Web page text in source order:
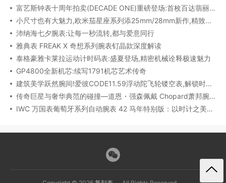
富艺斯钟表十周年拍卖(DECADE ONE)重磅登场:首枚百达翡丽1518精钢腕表领衔呈献
小尺寸也有大魅力,欧米茄星座系列添25mm/28mm新作,精致感拉满
沛纳海七夕腕表:让每一秒流转,都与爱意同行
雅典表 FREAK X 奇想系列腕表钌晶款深度解读​
泰格豪雅卡莱拉运动计时码表:盛夏登场,精密机械诠释极速魅力
GP4800全新机芯:续写1791机芯艺术传奇
建筑美学跃然腕间!爱彼CODE11.59浮动陀飞轮镂空表,解锁时间律动新形态
传奇巨星与奢华典范的碰撞—道恩・强森佩戴 Chopard萧邦腕表珠宝亮相威尼斯电影节
IWC 万国表葡萄牙系列自动腕表 42 马年特别版：以时计之美，致敬农历新年​